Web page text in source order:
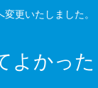
更いたしました。
よかった